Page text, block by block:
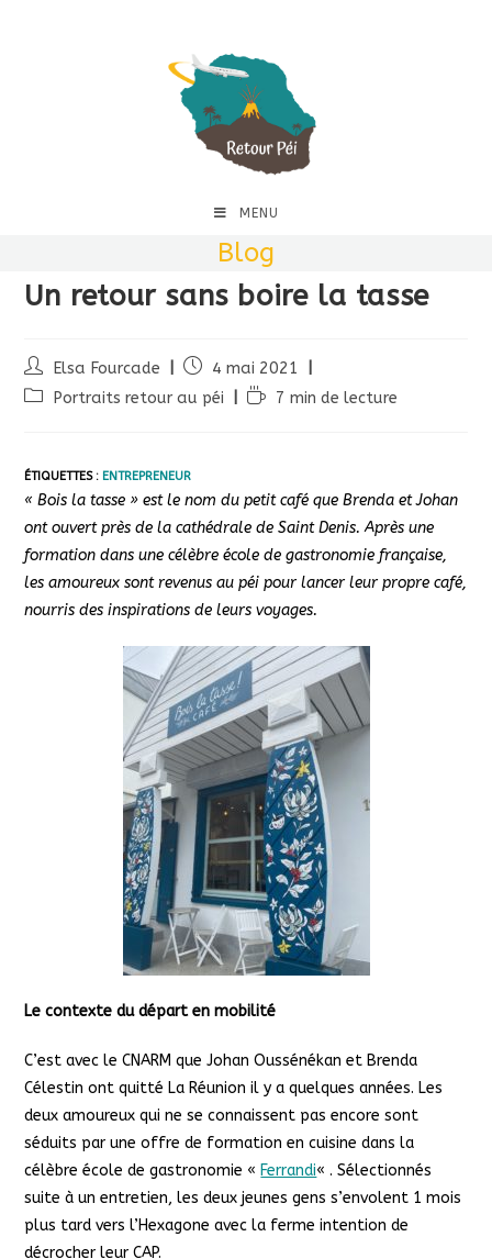
MENU
Blog
Un retour sans boire la tasse
Elsa Fourcade
4 mai 2021
Portraits retour au péi
7 min de lecture
ÉTIQUETTES : ENTREPRENEUR
« Bois la tasse » est le nom du petit café que Brenda et Johan
ont ouvert près de la cathédrale de Saint Denis. Après une
formation dans une célèbre école de gastronomie française,
les amoureux sont revenus au péi pour lancer leur propre café,
nourris des inspirations de leurs voyages.
Le contexte du départ en mobilité
C’est avec le CNARM que Johan Oussénékan et Brenda
Célestin ont quitté La Réunion il y a quelques années. Les
deux amoureux qui ne se connaissent pas encore sont
séduits par une offre de formation en cuisine dans la
célèbre école de gastronomie « Ferrandi« . Sélectionnés
suite à un entretien, les deux jeunes gens s’envolent 1 mois
plus tard vers l’Hexagone avec la ferme intention de
décrocher leur CAP.